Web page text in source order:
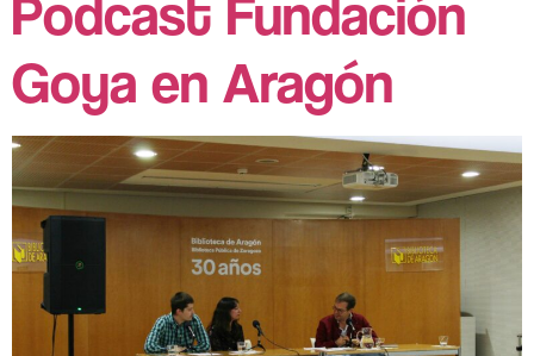
Podcast Fundación
Goya en Aragón